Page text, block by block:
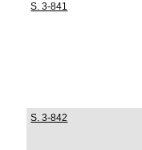
S. 3-841
S. 3-842